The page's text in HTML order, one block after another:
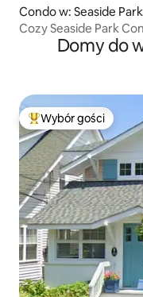
Condo w: Seaside Park
Cozy Seaside Park
Domy do
Najpopularniejsze z
Wybór gości